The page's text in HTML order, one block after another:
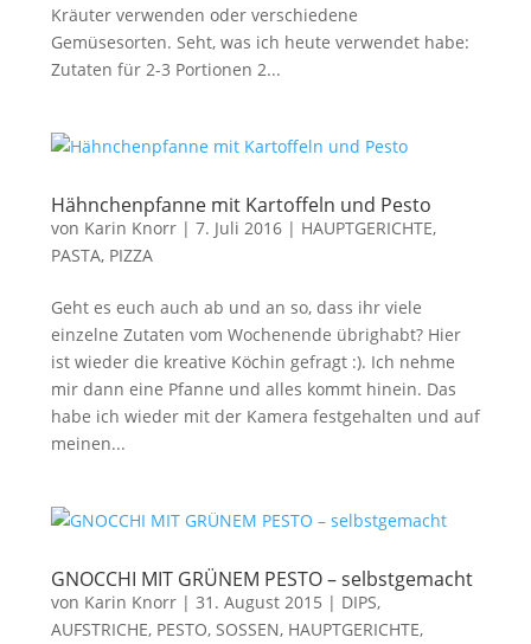
Kräuter verwenden oder verschiedene
Gemüsesorten. Seht, was ich heute verwendet habe:
Zutaten für 2-3 Portionen 2...
Hähnchenpfanne mit Kartoffeln und Pesto
von Karin Knorr| 7. Juli 2016| HAUPTGERICHTE,
PASTA, PIZZA
Geht es euch auch ab und an so, dass ihr viele
einzelne Zutaten vom Wochenende übrighabt? Hier
ist wieder die kreative Köchin gefragt :). Ich nehme
mir dann eine Pfanne und alles kommt hinein. Das
habe ich wieder mit der Kamera festgehalten und auf
meinen...
GNOCCHI MIT GRÜNEM PESTO – selbstgemacht
von Karin Knorr| 31. August 2015 | DIPS,
AUFSTRICHE, PESTO, SOSSEN, HAUPTGERICHTE,